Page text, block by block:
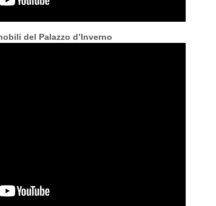
del Palazzo d’Inverno